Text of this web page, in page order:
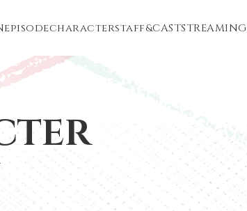
episodecharacterstaff&CASTSTREAMING